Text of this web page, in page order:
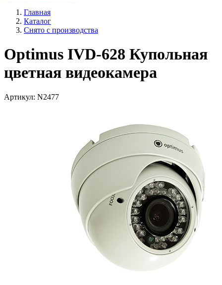
Главная
Каталог
Снято с производства
Optimus IVD-628 Купольная
цветная видеокамера
Артикул: N2477